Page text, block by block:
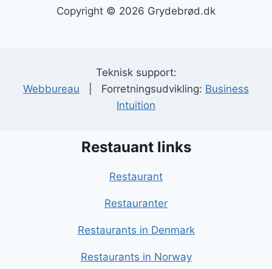
Copyright © 2026 Grydebrød.dk
Teknisk support:
Webbureau | Forretningsudvikling: Business
Intuition
Restauant links
Restaurant
Restauranter
Restaurants in Denmark
Restaurants in Norway